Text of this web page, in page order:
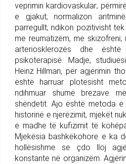
veprimin kardiovaskular;
e gjakut; normalizon
parregullt; ndikon pozitivisht
me reumatizëm, me skizofreni;
arteriosklerozës dhe
psikoterapisë. Madje,
Heinz Hillman, për agjërimin
është harruar plotësisht
ndihmuar shumë brezave
shëndetit. Ajo është metoda e
historinë e njerëzimit, mjekët
e madhe të kufizimit të
Mjekësia bashkëkohore e ka
hollësishme se çdo lloj
konstante në organizëm.